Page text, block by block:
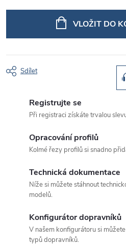
VLOŽIT DO
Sdílet
Registrujte se
Při registraci získáte trvalou
Opracování profilů
Kolmé řezy profilů si snadno
Technická dokumentace
Níže si můžete stáhnout
modelů.
Konfigurátor dopravníků
V našem konfigurátoru si
typů dopravníků.